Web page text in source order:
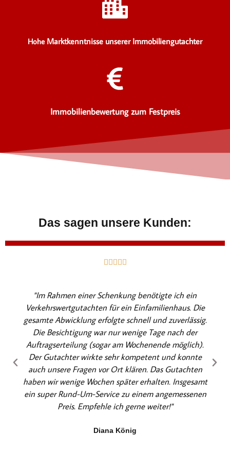
Hohe Marktkenntnisse unserer Immobiliengutachter
Immobilienbewertung zum Festpreis
Das sagen unsere Kunden:
    B
e
r
t
e
t
m
i
t
5
v
n
"Im Rahmen einer Schenkung benötigte ich ein
Verkehrswertgutachten für ein Einfamilienhaus. Die
gesamte Abwicklung erfolgte schnell und zuverlässig.
Die Besichtigung war nur wenige Tage nach der
Auftragserteilung (sogar am Wochenende möglich).
Der Gutachter wirkte sehr kompetent und konnte
auch unsere Fragen vor Ort klären. Das Gutachten
haben wir wenige Wochen später erhalten. Insgesamt
ein super Rund-Um-Service zu einem angemessenen
Preis. Empfehle ich gerne weiter!"
Diana König